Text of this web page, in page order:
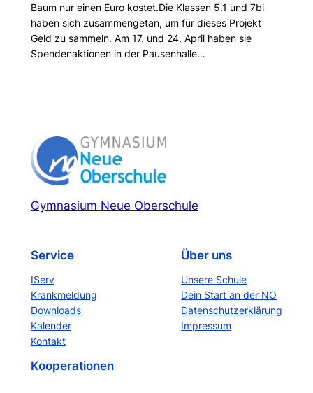
Baum nur einen Euro kostet.Die Klassen 5.1 und 7bi
haben sich zusammengetan, um für dieses Projekt
Geld zu sammeln. Am 17. und 24. April haben sie
Spendenaktionen in der Pausenhalle…
Gymnasium Neue Oberschule
Service
IServ
Krankmeldung
Downloads
Kalender
Kontakt
Über uns
Unsere Schule
Dein Start an der NO
Datenschutzerklärung
Impressum
Kooperationen